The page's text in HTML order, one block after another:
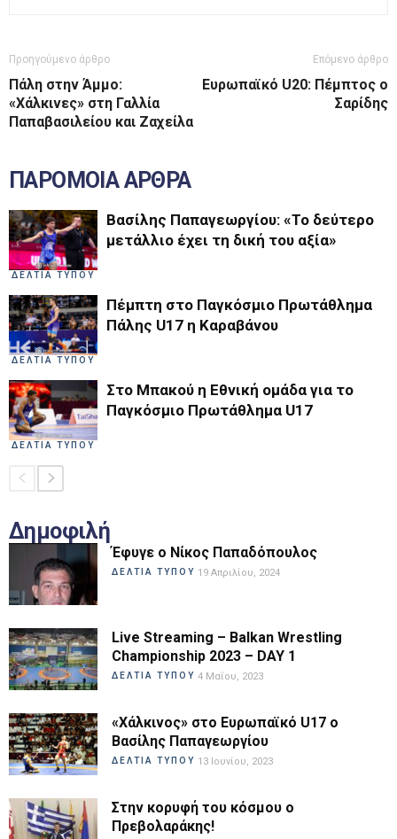
Προηγούμενο άρθρο
Πάλη στην Άμμο:
«Χάλκινες» στη Γαλλία
Παπαβασιλείου και Ζαχείλα
Επόμενο άρθρο
Ευρωπαϊκό U20: Πέμπτος ο
Σαρίδης
ΠΑΡΟΜΟΙΑ ΑΡΘΡΑ
ΔΕΛΤΙΑ ΤΥΠΟΥ
Βασίλης Παπαγεωργίου: «Το δεύτερο
μετάλλιο έχει τη δική του αξία»
ΔΕΛΤΙΑ ΤΥΠΟΥ
Πέμπτη στο Παγκόσμιο Πρωτάθλημα
Πάλης U17 η Καραβάνου
ΔΕΛΤΙΑ ΤΥΠΟΥ
Στο Μπακού η Εθνική ομάδα για το
Παγκόσμιο Πρωτάθλημα U17
Δημοφιλή
Έφυγε ο Νίκος Παπαδόπουλος
ΔΕΛΤΙΑ ΤΥΠΟΥ 19 Απριλίου, 2024
Live Streaming – Balkan Wrestling
Championship 2023 – DAY 1
ΔΕΛΤΙΑ ΤΥΠΟΥ 4 Μαΐου, 2023
«Χάλκινος» στο Ευρωπαϊκό U17 ο
Βασίλης Παπαγεωργίου
ΔΕΛΤΙΑ ΤΥΠΟΥ 13 Ιουνίου, 2023
Στην κορυφή του κόσμου ο
Πρεβολαράκης!